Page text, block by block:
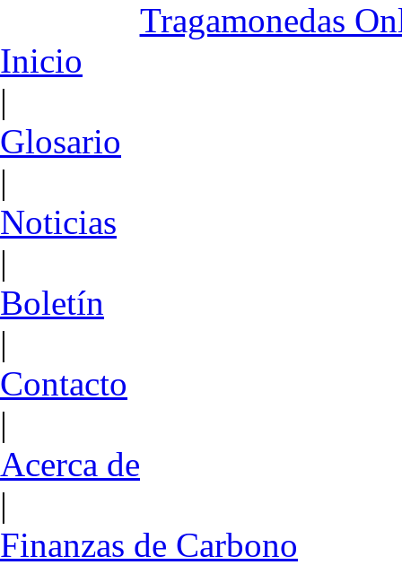
Tragamonedas
Inicio
|
Glosario
|
Noticias
|
Boletín
|
Contacto
|
Acerca de
|
Finanzas de Carbono